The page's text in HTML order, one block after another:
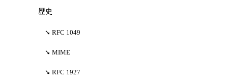
歴史
RFC 1049
MIME
RFC 1927